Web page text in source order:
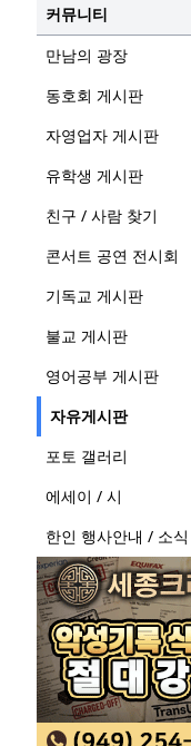
커뮤니티
만남의 광장
동호회 게시판
자영업자 게시판
유학생 게시판
친구 / 사람 찾기
콘서트 공연 전시회
기독교 게시판
불교 게시판
영어공부 게시판
자유게시판
포토 갤러리
에세이 / 시
한인 행사안내 / 소식